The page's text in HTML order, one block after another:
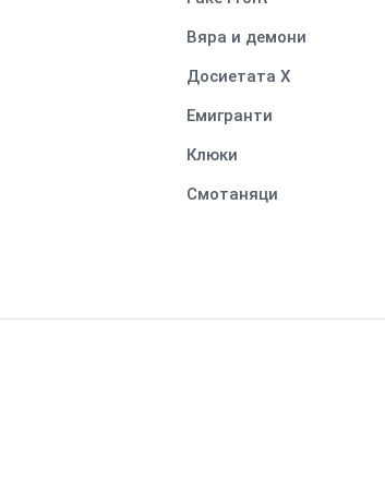
Вяра и демони
Досиетата Х
Емигранти
Клюки
Смотаняци